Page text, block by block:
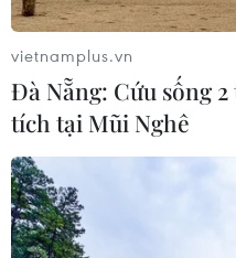
vietnamplus.vn
Đà Nẵng: Cứu sống
tích tại Mũi Nghê